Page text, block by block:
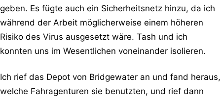
geben. Es fügte auch ein Sicherheitsnetz hinzu, da ich
während der Arbeit möglicherweise einem höheren
Risiko des Virus ausgesetzt wäre. Tash und ich
konnten uns im Wesentlichen voneinander isolieren.
Ich rief das Depot von Bridgewater an und fand heraus,
welche Fahragenturen sie benutzten, und rief dann